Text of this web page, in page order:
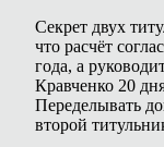
Секрет двух
что расчёт
года, а
Кравченко 20
Переделывать
второй